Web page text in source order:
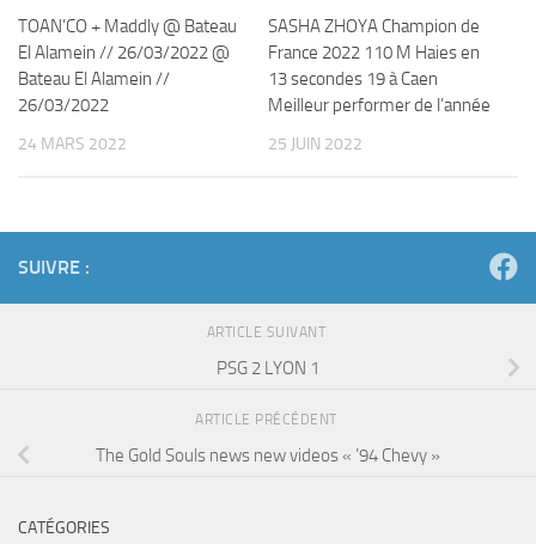
TOAN’CO + Maddly @ Bateau
El Alamein // 26/03/2022 @
Bateau El Alamein //
26/03/2022
24 MARS 2022
SASHA ZHOYA Champion de
France 2022 110 M Haies en
13 secondes 19 à Caen
Meilleur performer de l’année
25 JUIN 2022
SUIVRE :
ARTICLE SUIVANT
PSG 2 LYON 1
ARTICLE PRÉCÉDENT
The Gold Souls news new videos « ’94 Chevy »
CATÉGORIES